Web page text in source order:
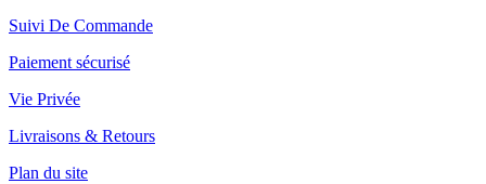
Suivi De Commande
Paiement sécurisé
Vie Privée
Livraisons & Retours
Plan du site